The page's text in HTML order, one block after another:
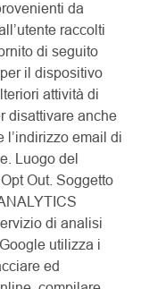
da
raccolti
di seguito
il dispositivo
attività di
disattivare anche
l’indirizzo email di
Luogo del
Out. Soggetto
di analisi
utilizza i
ed